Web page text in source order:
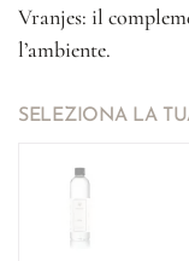
Vranjes: il
l’ambiente.
SELEZIONA LA